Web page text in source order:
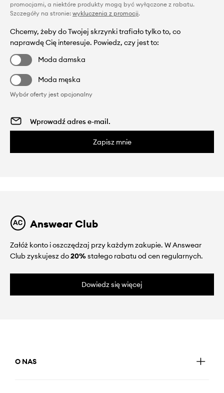
promocjami, a niektóre produkty mogą być wyłączone z rabatu.
Szczegóły na stronie: wykluczenia z promocji.
Chcemy, żeby do Twojej skrzynki trafiało tylko to, co
naprawdę Cię interesuje. Powiedz, czy jest to:
Moda damska
Moda męska
Wybór oferty jest opcjonalny
Zapisz mnie
Answear Club
Załóż konto i oszczędzaj przy każdym zakupie. W Answear
Club zyskujesz do20%stałego rabatu od cen regularnych.
Dowiedz się więcej
O NAS